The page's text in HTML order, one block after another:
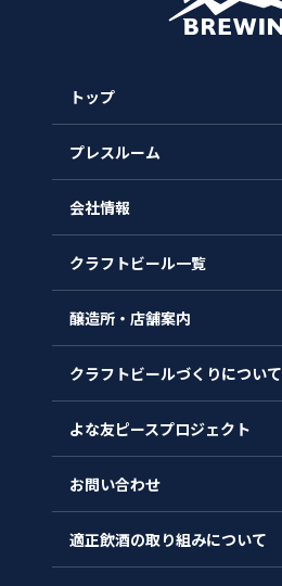
トップ
プレスルーム
会社情報
会社概要
沿革
クラフトビール一覧
醸造所・店舗案内
クラフトビールづくりについて
よな友ピースプロジェクト
お問い合わせ
適正飲酒の取り組みについて